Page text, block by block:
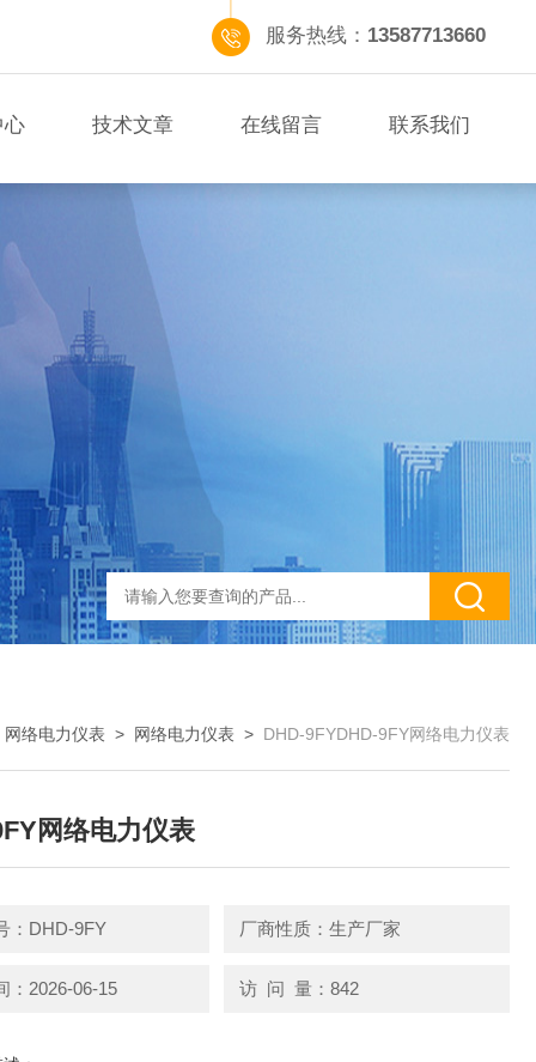
服务热线： 13587713660
心 技术文章 在线留言 联系我们
网络电力仪表 > 网络电力仪表 > DHD-9FYDHD-9FY网络电力仪表
网络电力仪表
：DHD-9FY 厂商性质：生产厂家
：2026-06-15 访 问 量：842